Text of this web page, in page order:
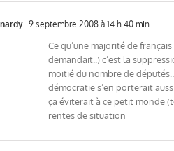
nardy 9 septembre 2008 à 14 h 40 min
Ce qu’une majorité de
demandait..) c’est la
moitié du nombre de
démocratie s’en porterait
ça éviterait à ce petit monde
rentes de situation